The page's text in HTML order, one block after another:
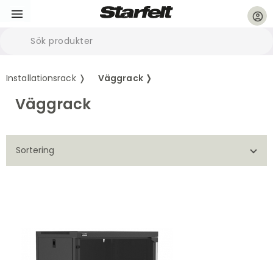
account_circle
Installationsrack ❭ Väggrack ❭
Väggrack
Sortering